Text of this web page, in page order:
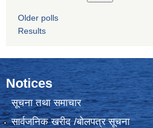
Older polls
Results
Notices
सूचना तथा समाचार
सार्वजनिक खरीद /बोलपत्र सूचना